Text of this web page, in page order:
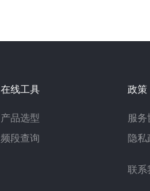
在线工具
产品选型
频段查询
政策
服务
隐私
联系